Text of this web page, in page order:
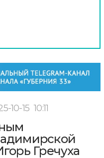
10-15 10:11
Гречуха